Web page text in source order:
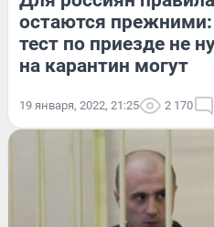
остаются
тест по приезде не
на карантин могут
19 января, 2022, 21:25 2 170